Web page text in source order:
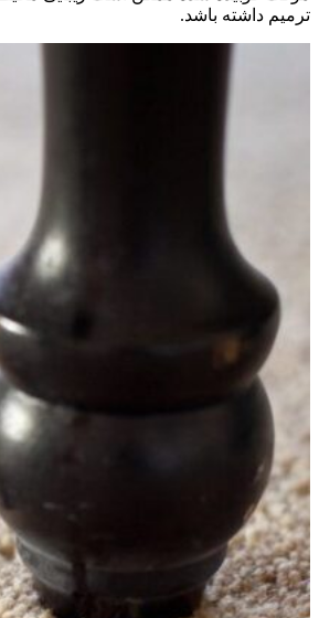
ترمیم داشته باشد.